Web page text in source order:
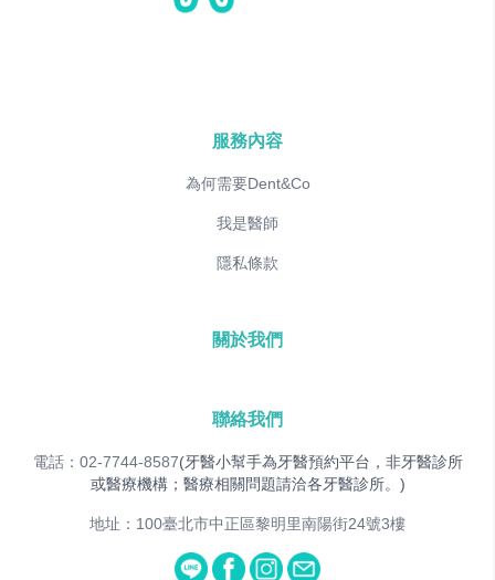
服務內容
為何需要Dent&Co
我是醫師
隱私條款
關於我們
聯絡我們
電話：02-7744-8587(牙醫小幫手為牙醫預約平台，非牙醫診所
或醫療機構；醫療相關問題請洽各牙醫診所。)
地址：100臺北市中正區黎明里南陽街24號3樓